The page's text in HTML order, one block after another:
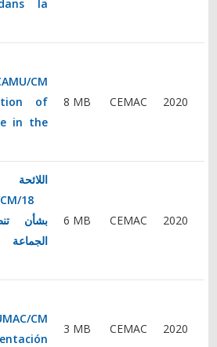
la
CM
of
in the
8 MB CEMAC 2020
بشأن
الجماعة
6 MB CEMAC 2020
CM
3 MB CEMAC 2020